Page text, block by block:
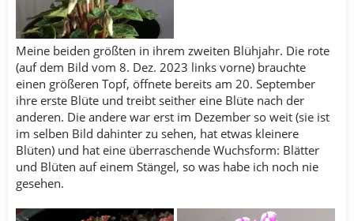
Meine beiden größten in ihrem zweiten Blühjahr. Die rote
(auf dem Bild vom 8. Dez. 2023 links vorne) brauchte
einen größeren Topf, öffnete bereits am 20. September
ihre erste Blüte und treibt seither eine Blüte nach der
anderen. Die andere war erst im Dezember so weit (sie ist
im selben Bild dahinter zu sehen, hat etwas kleinere
Blüten) und hat eine überraschende Wuchsform: Blätter
und Blüten auf einem Stängel, so was habe ich noch nie
gesehen.